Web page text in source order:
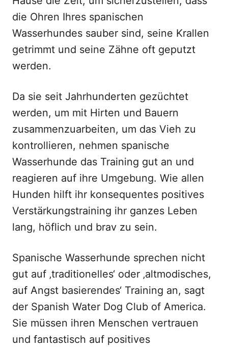
die Ohren Ihres spanischen
Wasserhundes sauber sind, seine Krallen
getrimmt und seine Zähne oft geputzt
werden.
Da sie seit Jahrhunderten gezüchtet
werden, um mit Hirten und Bauern
zusammenzuarbeiten, um das Vieh zu
kontrollieren, nehmen spanische
Wasserhunde das Training gut an und
reagieren auf ihre Umgebung. Wie allen
Hunden hilft ihr konsequentes positives
Verstärkungstraining ihr ganzes Leben
lang, höflich und brav zu sein.
Spanische Wasserhunde sprechen nicht
gut auf ‚traditionelles‘ oder ‚altmodisches,
auf Angst basierendes‘ Training an, sagt
der Spanish Water Dog Club of America.
Sie müssen ihren Menschen vertrauen
und fantastisch auf positives